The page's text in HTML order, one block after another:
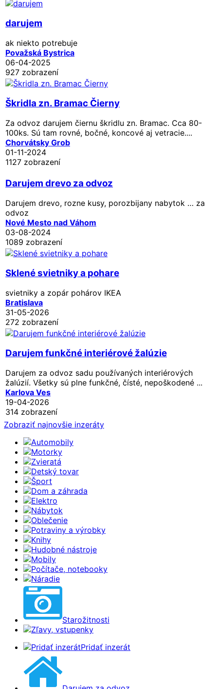
darujem
ak niekto potrebuje
Považská Bystrica
06-04-2025
927 zobrazení
Škridla zn. Bramac Čierny
Za odvoz darujem čiernu škridlu zn. Bramac. Cca 80-
100ks. Sú tam rovné, bočné, koncové aj vetracie....
Chorvátsky Grob
01-11-2024
1127 zobrazení
Darujem drevo za odvoz
Darujem drevo, rozne kusy, porozbijany nabytok … za
odvoz
Nové Mesto nad Váhom
03-08-2024
1089 zobrazení
Sklené svietniky a pohare
svietniky a zopár pohárov IKEA
Bratislava
31-05-2026
272 zobrazení
Darujem funkčné interiérové žalúzie
Darujem za odvoz sadu používaných interiérových
žalúzií. Všetky sú plne funkčné, čísté, nepoškodené ...
Karlova Ves
19-04-2026
314 zobrazení
Zobraziť najnovšie inzeráty
Automobily
Motorky
Zvieratá
Detský tovar
Šport
Dom a záhrada
Elektro
Nábytok
Oblečenie
Potraviny a výrobky
Knihy
Hudobné nástroje
Mobily
Počítače, notebooky
Náradie
Starožitnosti
Zľavy, vstupenky
Pridať inzerát